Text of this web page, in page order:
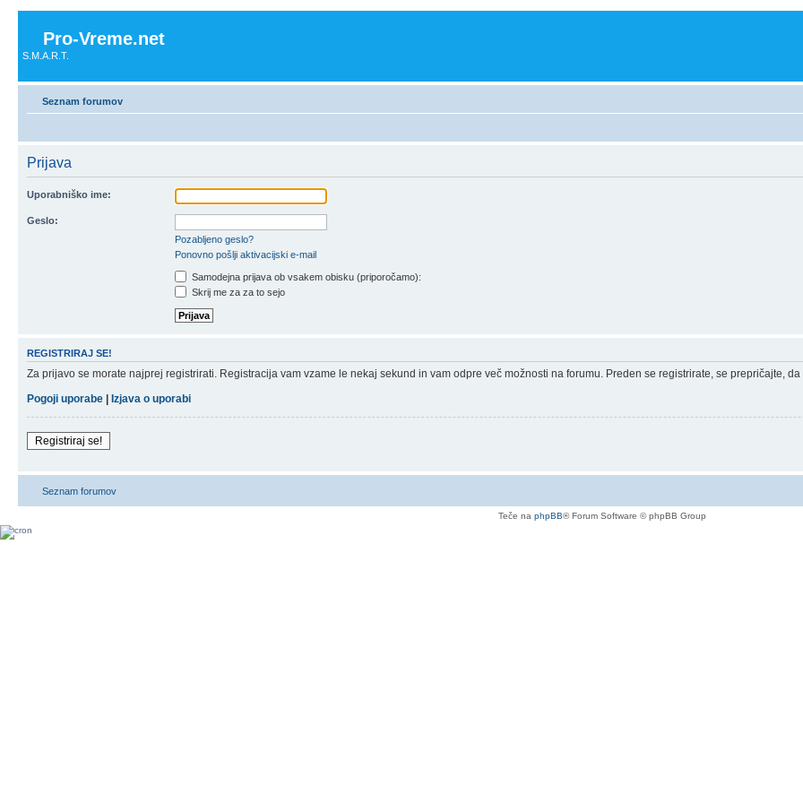
Pro-Vreme.net
S.M.A.R.T.
Seznam forumov
Prijava
Uporabniško ime:
Geslo:
Pozabljeno geslo?
Ponovno pošlji aktivacijski e-mail
Samodejna prijava ob vsakem obisku (priporočamo):
Skrij me za za to sejo
REGISTRIRAJ SE!
Za prijavo se morate najprej registrirati. Registracija vam vzame le nekaj sekund in vam odpre več možnosti na forumu. Preden se registrirate, se prepričajte,
Pogoji uporabe
Izjava o uporabi
Registriraj se!
Seznam forumov
Teče na phpBB® Forum Software © phpBB Group